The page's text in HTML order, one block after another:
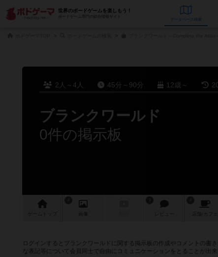
世界のボードゲームを楽しもう！
ボードゲーム専門の総合情報サイト
データベース
2人～4人 45分～90分 12歳～
ブランクワールド
0件の掲示板
ゲーム 画像 レビュー 店舗/ カフェ
ログインするとブランクワールドに関する掲示板の作成やコメントの書
な表記等について会員同士で自由にコミュニケーションをとることが出来